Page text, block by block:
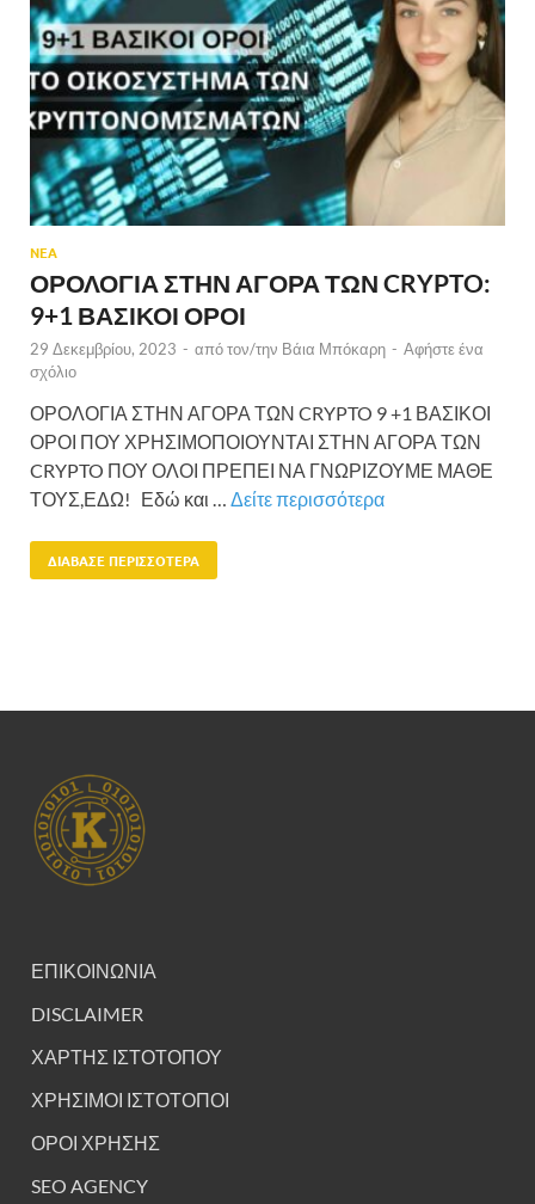
ΝΕΑ
ΟΡΟΛΟΓΙΑ ΣΤΗΝ ΑΓΟΡΑ ΤΩΝ CRYPTO:
9+1 ΒΑΣΙΚΟΙ ΟΡΟΙ
29 Δεκεμβρίου, 2023 - από τον/την Βάια Μπόκαρη - Αφήστε ένα
σχόλιο
ΟΡΟΛΟΓΙΑ ΣΤΗΝ ΑΓΟΡΑ ΤΩΝ CRYPTO 9 +1 ΒΑΣΙΚΟΙ
ΟΡΟΙ ΠΟΥ ΧΡΗΣΙΜΟΠΟΙΟΥΝΤΑΙ ΣΤΗΝ ΑΓΟΡΑ ΤΩΝ
CRYPTO ΠΟΥ ΟΛΟΙ ΠΡΕΠΕΙ ΝΑ ΓΝΩΡΙΖΟΥΜΕ ΜΑΘΕ
ΤΟΥΣ,ΕΔΩ! Εδώ και … Δείτε περισσότερα
ΔΙΆΒΑΣΕ ΠΕΡΙΣΣΌΤΕΡΑ
ΕΠΙΚΟΙΝΩΝΙΑ
DISCLAIMER
ΧΑΡΤΗΣ ΙΣΤΟΤΟΠΟΥ
ΧΡΗΣΙΜΟΙ ΙΣΤΟΤΟΠΟΙ
ΟΡΟΙ ΧΡΗΣΗΣ
SEO AGENCY